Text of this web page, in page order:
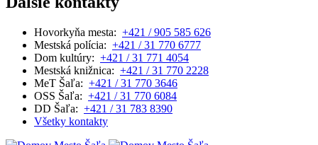
Hovorkyňa mesta: +421 / 905 585 626
Mestská polícia: +421 / 31 770 6777
Dom kultúry: +421 / 31 771 4054
Mestská knižnica: +421 / 31 770 2228
MeT Šaľa: +421 / 31 770 3646
OSS Šaľa: +421 / 31 770 6084
DD Šaľa: +421 / 31 783 8390
Všetky kontakty